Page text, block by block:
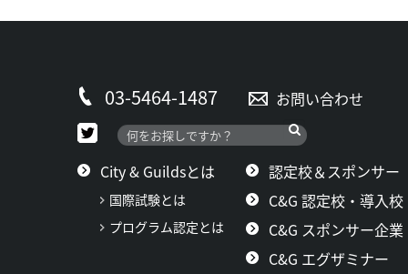
03-5464-1487 お問い合わせ
City & Guildsとは
国際試験とは
プログラム認定とは
認定校＆スポンサー
C&G 認定校・導入校
C&G スポンサー企業
C&G エグザミナー